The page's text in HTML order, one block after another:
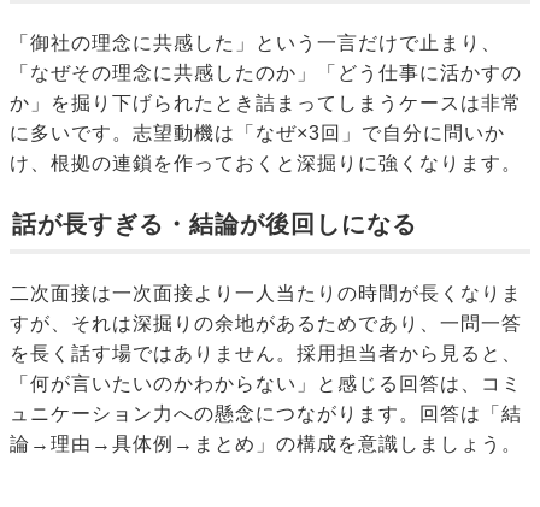
「御社の理念に共感した」という一言だけで止まり、
「なぜその理念に共感したのか」「どう仕事に活かすの
か」を掘り下げられたとき詰まってしまうケースは非常
に多いです。志望動機は「なぜ×3回」で自分に問いか
け、根拠の連鎖を作っておくと深掘りに強くなります。
話が長すぎる・結論が後回しになる
二次面接は一次面接より一人当たりの時間が長くなりま
すが、それは深掘りの余地があるためであり、一問一答
を長く話す場ではありません。採用担当者から見ると、
「何が言いたいのかわからない」と感じる回答は、コミ
ュニケーション力への懸念につながります。回答は「結
論→理由→具体例→まとめ」の構成を意識しましょう。